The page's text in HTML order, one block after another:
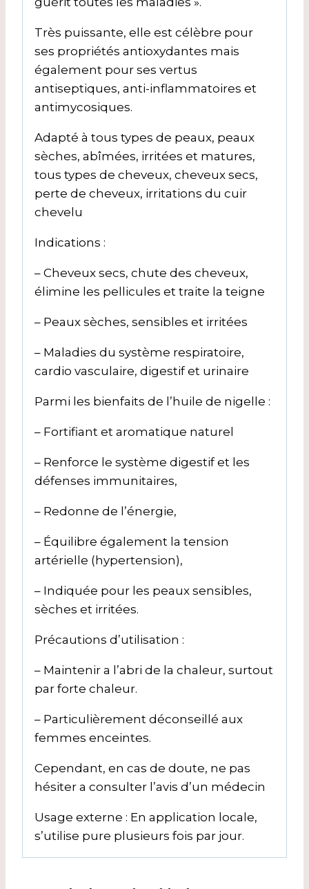
Très puissante, elle est célèbre pour
ses propriétés antioxydantes mais
également pour ses vertus
antiseptiques, anti-inflammatoires et
antimycosiques.
Adapté à tous types de peaux, peaux
sèches, abîmées, irritées et matures,
tous types de cheveux, cheveux secs,
perte de cheveux, irritations du cuir
chevelu
Indications :
– Cheveux secs, chute des cheveux,
élimine les pellicules et traite la teigne
– Peaux sèches, sensibles et irritées
– Maladies du système respiratoire,
cardio vasculaire, digestif et urinaire
Parmi les bienfaits de l’huile de nigelle :
– Fortifiant et aromatique naturel
– Renforce le système digestif et les
défenses immunitaires,
– Redonne de l’énergie,
– Équilibre également la tension
artérielle (hypertension),
– Indiquée pour les peaux sensibles,
sèches et irritées.
Précautions d’utilisation :
– Maintenir a l’abri de la chaleur, surtout
par forte chaleur.
– Particulièrement déconseillé aux
femmes enceintes.
Cependant, en cas de doute, ne pas
hésiter a consulter l’avis d’un médecin
Usage externe : En application locale,
s’utilise pure plusieurs fois par jour.